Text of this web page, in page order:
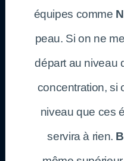
équipes comme
peau. Si on ne
départ au niveau
concentration, si
niveau que ces
servira à rien.